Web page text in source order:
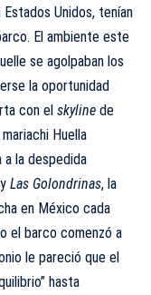
Unidos, tenían
El ambiente este
se agolpaban los
la oportunidad
con el skyline de
Huella
a la despedida
y Las Golondrinas, la
en México cada
el barco comenzó a
le pareció que el
hasta